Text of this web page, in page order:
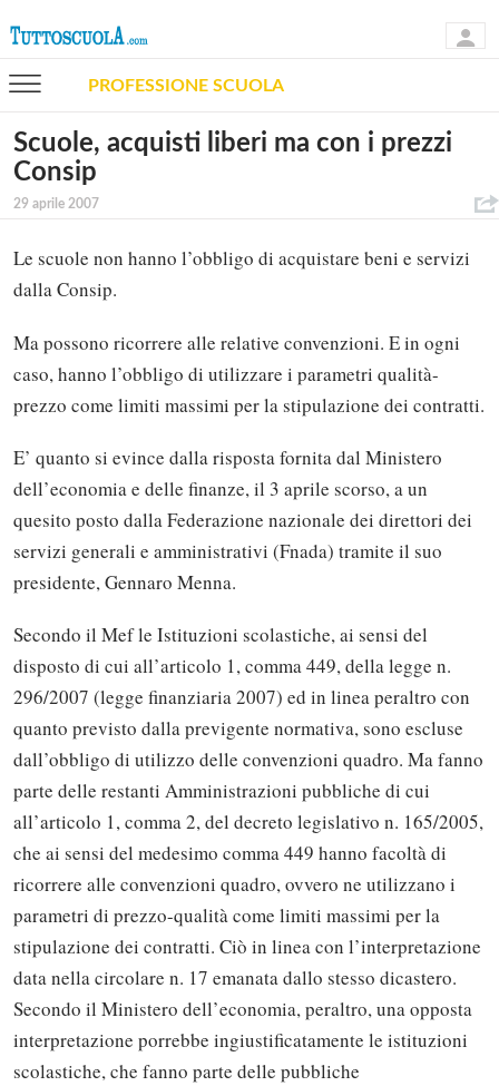
PROFESSIONE SCUOLA
Scuole, acquisti liberi ma con i prezzi
Consip
29 aprile 2007
Le scuole non hanno l’obbligo di acquistare beni e servizi
dalla Consip.
Ma possono ricorrere alle relative convenzioni. E in ogni
caso, hanno l’obbligo di utilizzare i parametri qualità-
prezzo come limiti massimi per la stipulazione dei contratti.
E’ quanto si evince dalla risposta fornita dal Ministero
dell’economia e delle finanze, il 3 aprile scorso, a un
quesito posto dalla Federazione nazionale dei direttori dei
servizi generali e amministrativi (Fnada) tramite il suo
presidente, Gennaro Menna.
Secondo il Mef le Istituzioni scolastiche, ai sensi del
disposto di cui all’articolo 1, comma 449, della legge n.
296/2007 (legge finanziaria 2007) ed in linea peraltro con
quanto previsto dalla previgente normativa, sono escluse
dall’obbligo di utilizzo delle convenzioni quadro. Ma fanno
parte delle restanti Amministrazioni pubbliche di cui
all’articolo 1, comma 2, del decreto legislativo n. 165/2005,
che ai sensi del medesimo comma 449 hanno facoltà di
ricorrere alle convenzioni quadro, ovvero ne utilizzano i
parametri di prezzo-qualità come limiti massimi per la
stipulazione dei contratti. Ciò in linea con l’interpretazione
data nella circolare n. 17 emanata dallo stesso dicastero.
Secondo il Ministero dell’economia, peraltro, una opposta
interpretazione porrebbe ingiustificatamente le istituzioni
scolastiche, che fanno parte delle pubbliche